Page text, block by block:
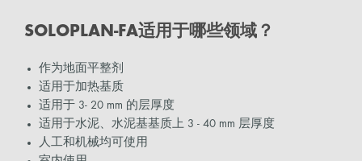
SOLOPLAN-FA适用于哪些领域？
作为地面平整剂
适用于加热基质
适用于 3- 20 mm 的层厚度
适用于水泥、水泥基基质上 3 - 40 mm 层厚度
人工和机械均可使用